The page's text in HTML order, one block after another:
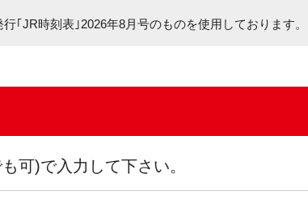
｢JR時刻表｣2026年8月号のものを使用しております。
可)で入力して下さい。